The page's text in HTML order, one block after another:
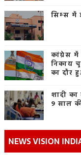
सिम्स में
कांग्रेस में
निकाय
का दौर
शादी
9 साल
NEWS VISION